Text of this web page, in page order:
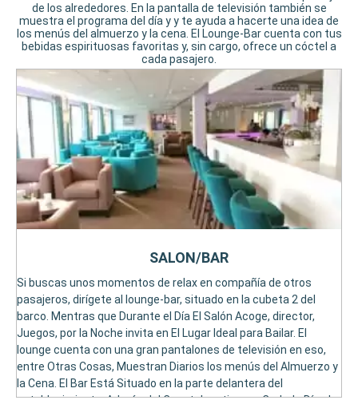
de los alrededores. En la pantalla de televisión también se
muestra el programa del día y y te ayuda a hacerte una idea de
los menús del almuerzo y la cena. El Lounge-Bar cuenta con tus
bebidas espirituosas favoritas y, sin cargo, ofrece un cóctel a
cada pasajero.
Si buscas unos momentos de relax en compañía de otros
pasajeros, dirígete al lounge-bar, situado en la cubeta 2 del
barco. Mentras que Durante el Día El Salón Acoge, director,
Juegos, por la Noche invita en El Lugar Ideal para Bailar. El
lounge cuenta con una gran pantalones de televisión en eso,
entre Otras Cosas, Muestran Diarios los menús del Almuerzo y
la Cena. El Bar Está Situado en la parte delantera del
establecimiento, Admás del Cocctel gratis que, Cadada Día, de
SALON/BAR